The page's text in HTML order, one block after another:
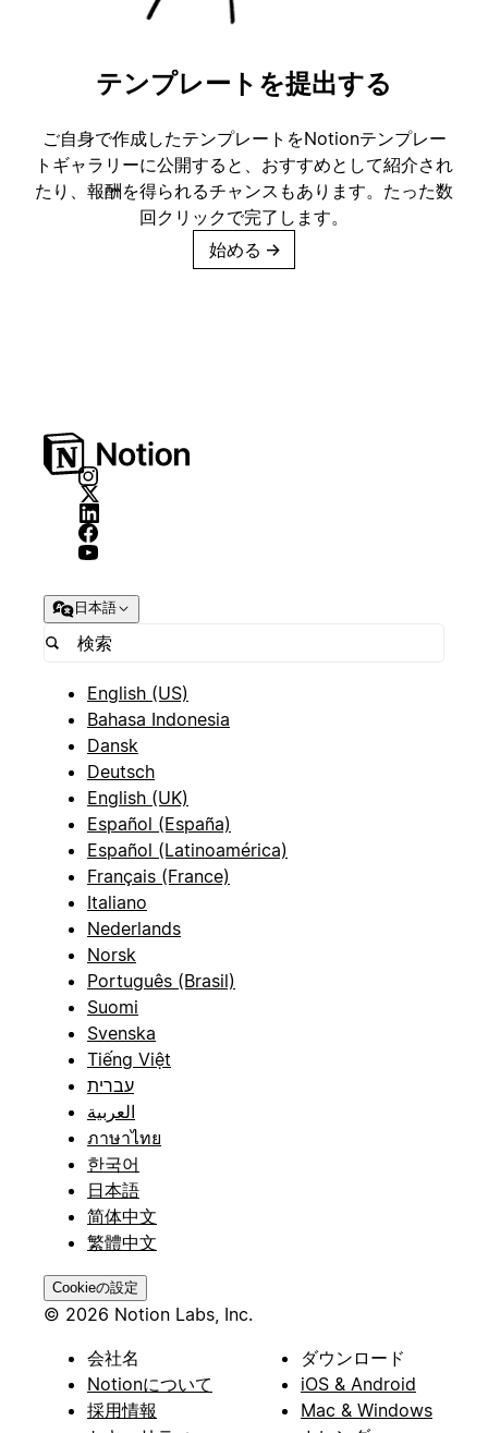
テンプレートを提出する
ご自身で作成したテンプレートをNotionテンプレー
トギャラリーに公開すると、おすすめとして紹介され
たり、報酬を得られるチャンスもあります。たった数
回クリックで完了します。
始める →
日本語
English (US)
Bahasa Indonesia
Dansk
Deutsch
English (UK)
Español (España)
Español (Latinoamérica)
Français (France)
Italiano
Nederlands
Norsk
Português (Brasil)
Suomi
Svenska
Tiếng Việt
עברית
العربية
ภาษาไทย
한국어
日本語
简体中文
繁體中文
Cookieの設定
© 2026 Notion Labs, Inc.
会社名
Notionについて
採用情報
ダウンロード
iOS & Android
Mac & Windows